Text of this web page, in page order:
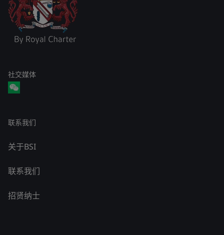
社交媒体
联系我们
关于BSI
联系我们
招贤纳士